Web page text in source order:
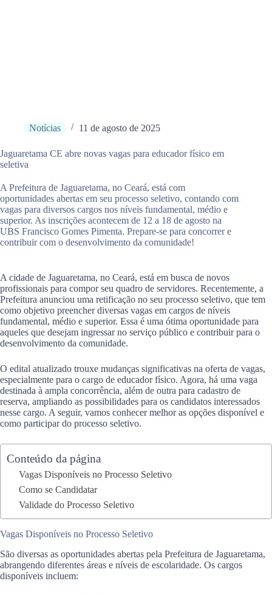
Notícias 11 de agosto de 2025
Jaguaretama CE abre novas vagas para educador físico em
seletiva
A Prefeitura de Jaguaretama, no Ceará, está com
oportunidades abertas em seu processo seletivo, contando com
vagas para diversos cargos nos níveis fundamental, médio e
superior. As inscrições acontecem de 12 a 18 de agosto na
UBS Francisco Gomes Pimenta. Prepare-se para concorrer e
contribuir com o desenvolvimento da comunidade!
A cidade de Jaguaretama, no Ceará, está em busca de novos
profissionais para compor seu quadro de servidores. Recentemente, a
Prefeitura anunciou uma retificação no seu processo seletivo, que tem
como objetivo preencher diversas vagas em cargos de níveis
fundamental, médio e superior. Essa é uma ótima oportunidade para
aqueles que desejam ingressar no serviço público e contribuir para o
desenvolvimento da comunidade.
O edital atualizado trouxe mudanças significativas na oferta de vagas,
especialmente para o cargo de educador físico. Agora, há uma vaga
destinada à ampla concorrência, além de outra para cadastro de
reserva, ampliando as possibilidades para os candidatos interessados
nesse cargo. A seguir, vamos conhecer melhor as opções disponível e
como participar do processo seletivo.
Conteúdo da página
Vagas Disponíveis no Processo Seletivo
Como se Candidatar
Validade do Processo Seletivo
Vagas Disponíveis no Processo Seletivo
São diversas as oportunidades abertas pela Prefeitura de Jaguaretama,
abrangendo diferentes áreas e níveis de escolaridade. Os cargos
disponíveis incluem: